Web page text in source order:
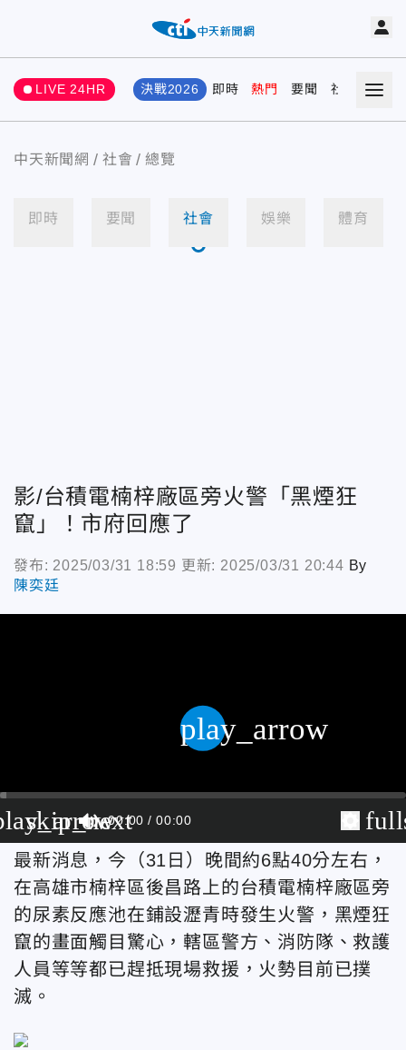
LIVE 24HR 決戰2026 即時 熱門 要聞 社會 娛樂
中天新聞網 社會 總覽
即時 要聞 社會 娛樂 體育
影/台積電楠梓廠區旁火警「黑煙狂
竄」！市府回應了
發布: 2025/03/31 18:59 更新: 2025/03/31 20:44 By
陳奕廷
skip_next
00:00 00:00
play_arrow
最新消息，今（31日）晚間約6點40分左右，
在高雄市楠梓區後昌路上的台積電楠梓廠區旁
的尿素反應池在鋪設瀝青時發生火警，黑煙狂
竄的畫面觸目驚心，轄區警方、消防隊、救護
人員等等都已趕抵現場救援，火勢目前已撲
滅。